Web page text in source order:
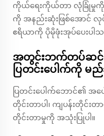
ကိုယ်ရေးကိုယ်တာ လုံခြုံမှုကို
ကို အနည်းဆုံးဖြစ်အောင်
ဧရိယာကို ပိုမိုဖုံးအုပ်ပေးပါ
အတွင်းဘက်တပ်ဆင်
ပြတင်းပေါက်ကို မ
ပြတင်းပေါက်ဘောင်၏ အ
တိုင်းတာပါ၊ ကျပန်းတိုင်း
တိုင်းတာမှုကို အသုံးပြုပါ။